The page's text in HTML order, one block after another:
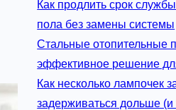
Как продлить срок
пола без замены системы
Стальные отопительные
эффективное решение
Как несколько лампочек
задерживаться дольше (и